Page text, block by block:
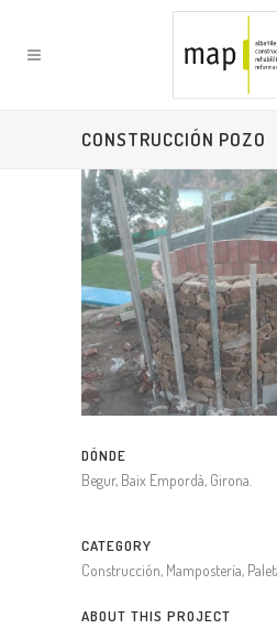
CONSTRUCCIÓN POZO
DÓNDE
Begur, Baix Empordà, Girona.
CATEGORY
Construcción, Mampostería,
ABOUT THIS PROJECT